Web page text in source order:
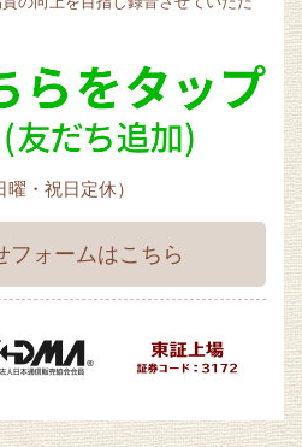
・祝日定休）
フォームはこちら